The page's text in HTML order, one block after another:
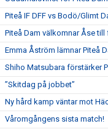
Piteå IF DFF vs Bodö/Glimt
Piteå Dam välkomnar Åse till
Emma Åström lämnar Piteå
Shiho Matsubara förstärker
”Skitdag på jobbet”
Ny hård kamp väntar mot
Våromgångens sista match!